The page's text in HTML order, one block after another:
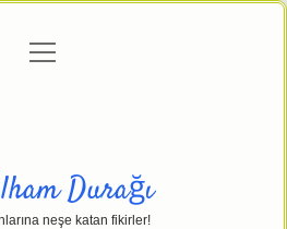
Politikası
menüyü
Durağı
neşe katan fikirler!